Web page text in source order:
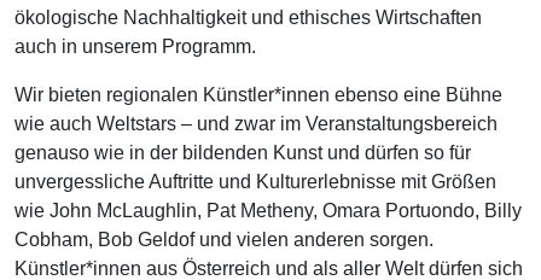
ökologische Nachhaltigkeit und ethisches Wirtschaften
auch in unserem Programm.
Wir bieten regionalen Künstler*innen ebenso eine Bühne
wie auch Weltstars – und zwar im Veranstaltungsbereich
genauso wie in der bildenden Kunst und dürfen so für
unvergessliche Auftritte und Kulturerlebnisse mit Größen
wie John McLaughlin, Pat Metheny, Omara Portuondo, Billy
Cobham, Bob Geldof und vielen anderen sorgen.
Künstler*innen aus Österreich und als aller Welt dürfen sich